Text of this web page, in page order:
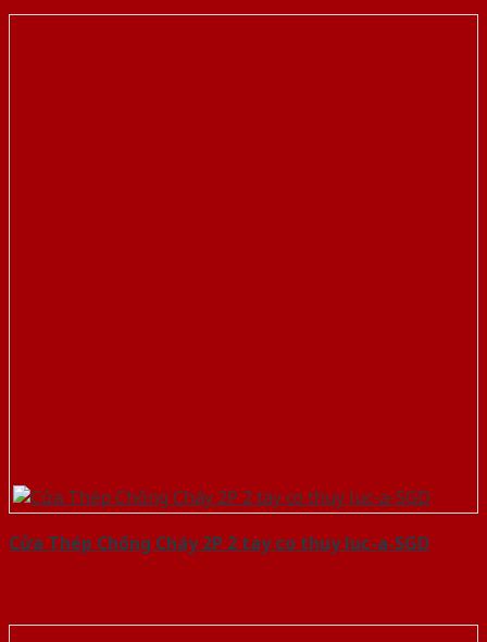
Cửa Thép Chống Cháy 2P 2 tay co thuy luc-a-SGD